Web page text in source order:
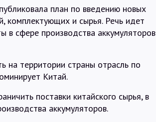
план по введению новых
комплектующих и сырья. Речь идет
в сфере производства аккумуляторов
территории страны отрасль по
Китай.
поставки китайского сырья, в
аккумуляторов.